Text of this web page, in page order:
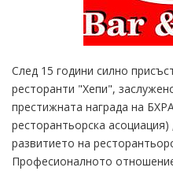
След 15 години силно
ресторанти "Хепи",
престижната награда на
ресторантьорска
развитието на
Професионалното